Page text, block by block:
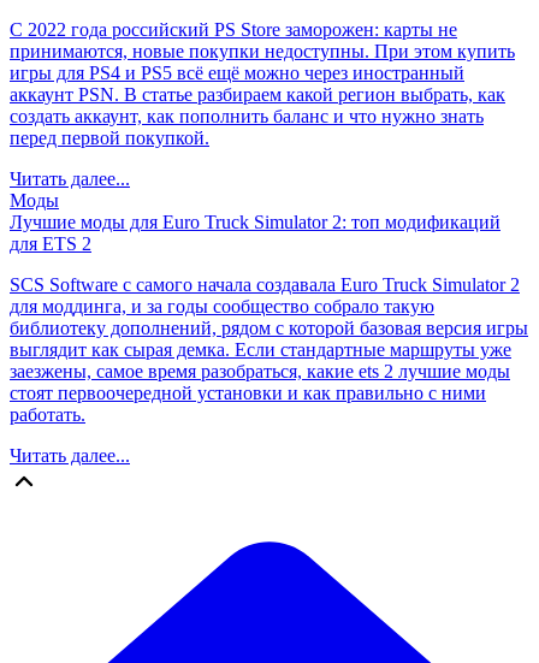
С 2022 года российский PS Store заморожен: карты не
принимаются, новые покупки недоступны. При этом купить
игры для PS4 и PS5 всё ещё можно через иностранный
аккаунт PSN. В статье разбираем какой регион выбрать, как
создать аккаунт, как пополнить баланс и что нужно знать
перед первой покупкой.
Читать далее...
Моды
Лучшие моды для Euro Truck Simulator 2: топ модификаций
для ETS 2
SCS Software с самого начала создавала Euro Truck Simulator 2
для моддинга, и за годы сообщество собрало такую
библиотеку дополнений, рядом с которой базовая версия игры
выглядит как сырая демка. Если стандартные маршруты уже
заезжены, самое время разобраться, какие ets 2 лучшие моды
стоят первоочередной установки и как правильно с ними
работать.
Читать далее...